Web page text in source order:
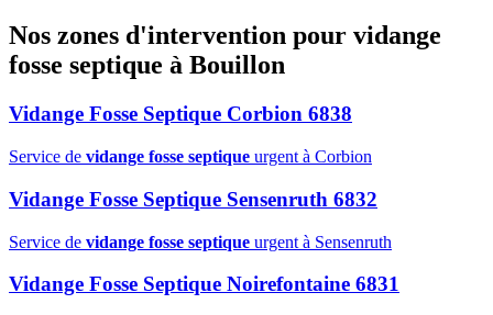
Nos zones d'intervention pour vidange
fosse septique à Bouillon
Vidange Fosse Septique Corbion 6838
Service de vidange fosse septique urgent à Corbion
Vidange Fosse Septique Sensenruth 6832
Service de vidange fosse septique urgent à Sensenruth
Vidange Fosse Septique Noirefontaine 6831